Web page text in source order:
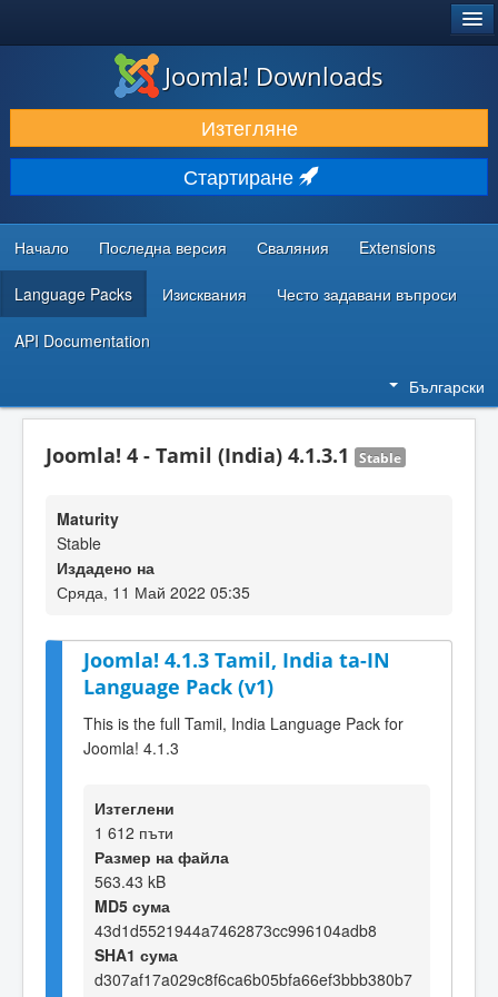
ИЗТЕГЛЯНЕ & РАЗШИРЯВАНЕ
ОТКРИВАЙТЕ & УЧЕТЕ
ОБЩНОСТ & ПОДДРЪЖКА
РЕСУРСИ ЗА РАЗРАБОТКА
Joomla! Downloads
Изтегляне
Стартиране
Начало Последна версия Сваляния Extensions
Language Packs Изисквания Често задавани въпроси
API Documentation
Български
Joomla! 4 - Tamil (India) 4.1.3.1 Stable
Maturity
Stable
Издадено на
Сряда, 11 Май 2022 05:35
Joomla! 4.1.3 Tamil, India ta-IN
Language Pack (v1)
This is the full Tamil, India Language Pack for
Joomla! 4.1.3
Изтеглени
1 612 пъти
Размер на файла
563.43 kB
MD5 сума
43d1d5521944a7462873cc996104adb8
SHA1 сума
d307af17a029c8f6ca6b05bfa66ef3bbb380b7